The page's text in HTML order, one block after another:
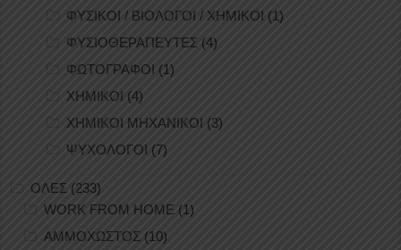
ΦΥΣΙΚΟΙ / ΒΙΟΛΟΓΟΙ / ΧΗΜΙΚΟΙ (1)
ΦΥΣΙΟΘΕΡΑΠΕΥΤΕΣ (4)
ΦΩΤΟΓΡΑΦΟΙ (1)
ΧΗΜΙΚΟΙ (4)
ΧΗΜΙΚΟΙ ΜΗΧΑΝΙΚΟΙ (3)
ΨΥΧΟΛΟΓΟΙ (7)
ΟΛΕΣ (233)
WORK FROM HOME (1)
ΑΜΜΟΧΩΣΤΟΣ (10)